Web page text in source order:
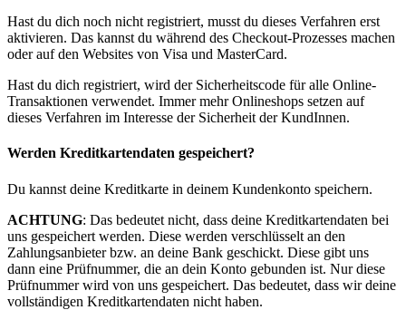
Hast du dich noch nicht registriert, musst du dieses Verfahren erst
aktivieren. Das kannst du während des Checkout-Prozesses machen
oder auf den Websites von Visa und MasterCard.
Hast du dich registriert, wird der Sicherheitscode für alle Online-
Transaktionen verwendet. Immer mehr Onlineshops setzen auf
dieses Verfahren im Interesse der Sicherheit der KundInnen.
Werden Kreditkartendaten gespeichert?
Du kannst deine Kreditkarte in deinem Kundenkonto speichern.
ACHTUNG: Das bedeutet nicht, dass deine Kreditkartendaten bei
uns gespeichert werden. Diese werden verschlüsselt an den
Zahlungsanbieter bzw. an deine Bank geschickt. Diese gibt uns
dann eine Prüfnummer, die an dein Konto gebunden ist. Nur diese
Prüfnummer wird von uns gespeichert. Das bedeutet, dass wir deine
vollständigen Kreditkartendaten nicht haben.